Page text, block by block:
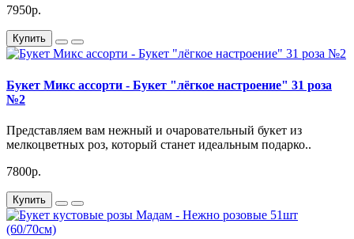
7950р.
Купить
Букет Микс ассорти - Букет "лёгкое настроение" 31 роза
№2
Представляем вам нежный и очаровательный букет из
мелкоцветных роз, который станет идеальным подарко..
7800р.
Купить